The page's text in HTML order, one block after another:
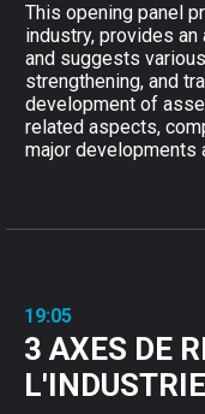
This opening panel
industry, provides
and suggests
strengthening, and
development of
related aspects,
major developments
19:05
3 AXES DE
L'INDUSTRIE